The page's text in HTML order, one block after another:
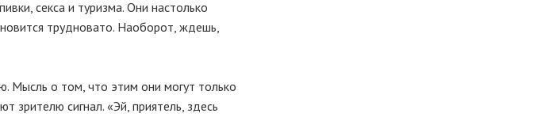
секса и туризма. Они настолько
трудновато. Наоборот, ждешь,
Мысль о том, что этим они могут только
зрителю сигнал. «Эй, приятель, здесь